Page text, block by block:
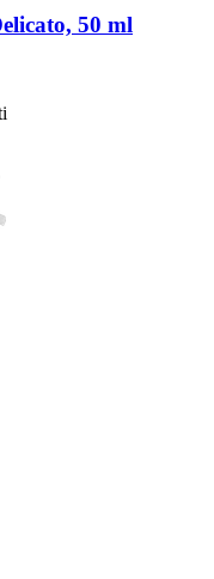
50 ml